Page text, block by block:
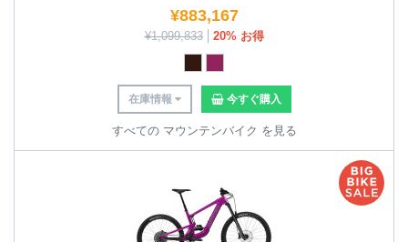
¥883,167
¥1,099,833 20% お得
在庫情報 今すぐ購入
すべての マウンテンバイク を見る